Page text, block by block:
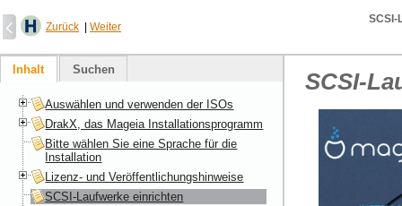
Zurück Weiter
SCSI-
SCSI-
Inhalt Suchen
Auswählen und verwenden der ISOs
DrakX, das Mageia Installationsprogramm
Bitte wählen Sie eine Sprache für die
Installation
Lizenz- und Veröffentlichungshinweise
SCSI-Laufwerke einrichten